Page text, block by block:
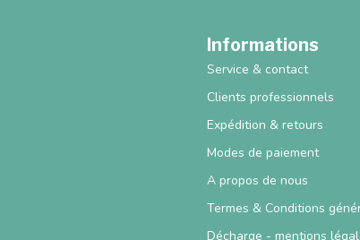
Informations
Service & contact
Clients professionnels
Expédition & retours
Modes de paiement
A propos de nous
Termes & Conditions
Décharge - mentions